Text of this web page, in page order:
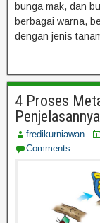
bunga mak, dan
berbagai warna,
dengan jenis
4 Proses
Penjelasannya
fredikurniawan
Comments